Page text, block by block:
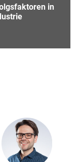
in